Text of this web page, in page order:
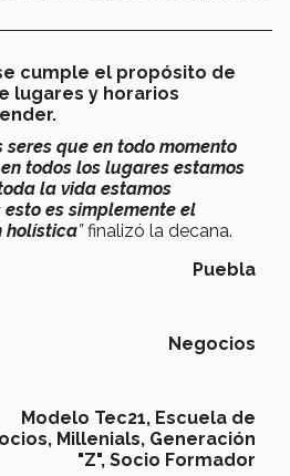
cumple el propósito de
lugares y horarios
seres que en todo momento
todos los lugares estamos
la vida estamos
es simplemente el
holística”finalizó la decana.
Puebla
Negocios
Modelo Tec21, Escuela de
Millenials, Generación
"Z", Socio Formador